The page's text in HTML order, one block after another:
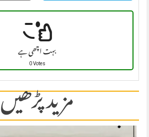
بہت اچھی ہے
0 Votes
مزید پڑھیں